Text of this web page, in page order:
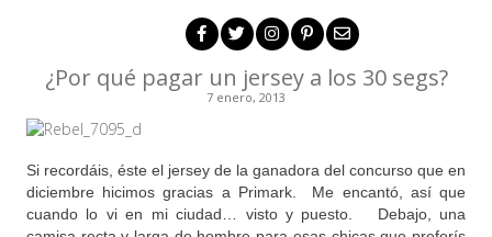
¿Por qué pagar un jersey a los 30 segs?
7 enero, 2013
Si recordáis, éste el jersey de la ganadora del concurso que en
diciembre hicimos gracias a Primark. Me encantó, así que
cuando lo vi en mi ciudad… visto y puesto. Debajo, una